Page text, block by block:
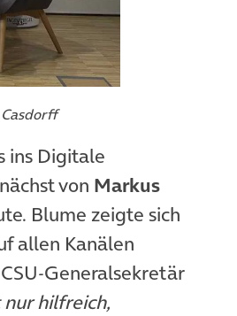
ins Digitale
von Markus
Blume zeigte sich
allen Kanälen
Generalsekretär
hilfreich,